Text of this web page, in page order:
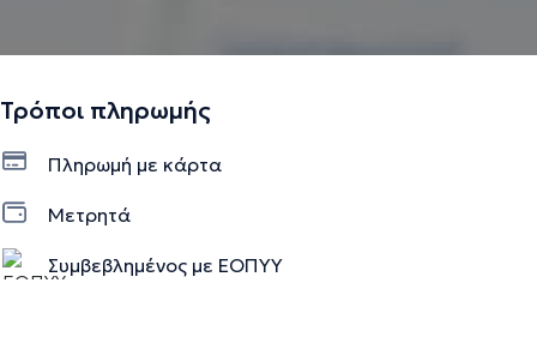
Τρόποι πληρωμής
Πληρωμή με κάρτα
Μετρητά
Συμβεβλημένος με ΕΟΠΥΥ